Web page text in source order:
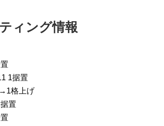
ィング情報
1据置
格上げ
置